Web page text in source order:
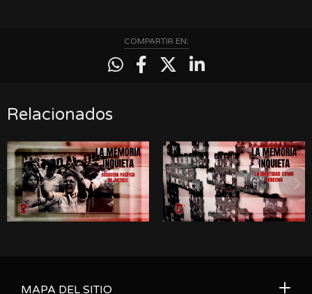
COMPARTIR EN:
Relacionados
MAPA DEL SITIO